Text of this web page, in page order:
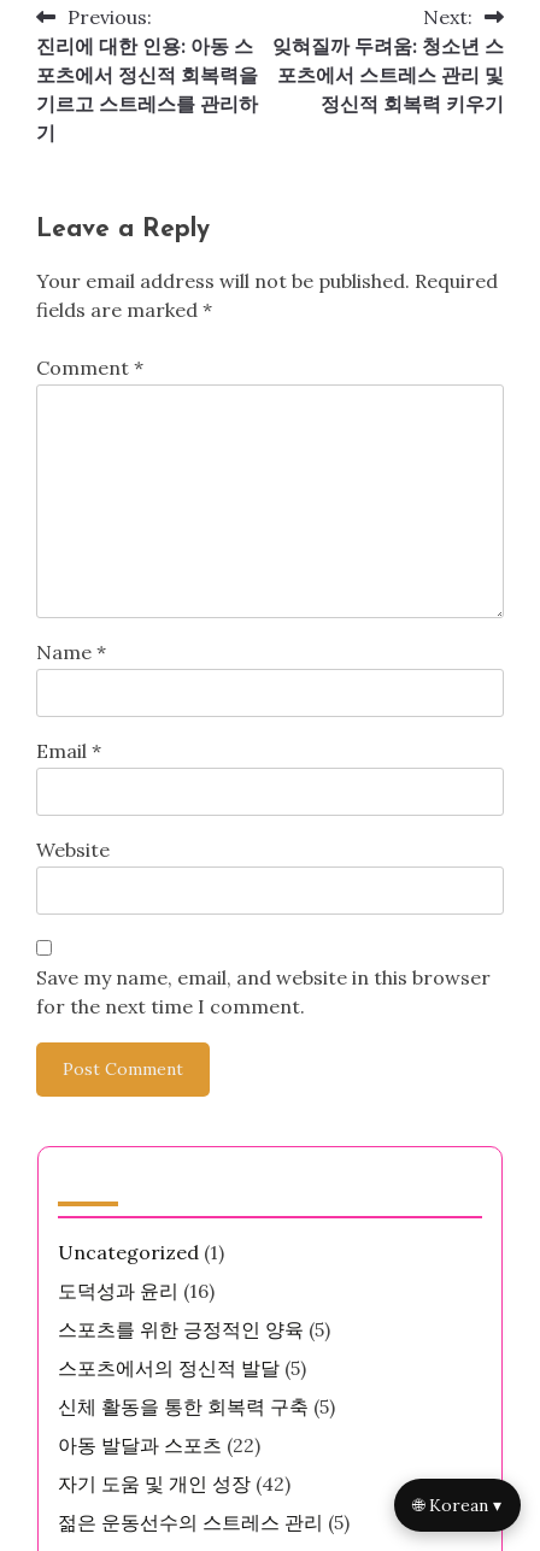
Post
navigation
Previous:
진리에 대한 인용: 아동 스
포츠에서 정신적 회복력을
기르고 스트레스를 관리하
기
Next:
잊혀질까 두려움: 청소년 스
포츠에서 스트레스 관리 및
정신적 회복력 키우기
Leave a Reply
Your email address will not be published. Required
fields are marked *
Comment *
Name *
Email *
Website
Save my name, email, and website in this browser
for the next time I comment.
Uncategorized (1)
도덕성과 윤리 (16)
스포츠를 위한 긍정적인 양육 (5)
스포츠에서의 정신적 발달 (5)
신체 활동을 통한 회복력 구축 (5)
아동 발달과 스포츠 (22)
자기 도움 및 개인 성장 (42)
젊은 운동선수의 스트레스 관리 (5)
🌐 Korean ▾